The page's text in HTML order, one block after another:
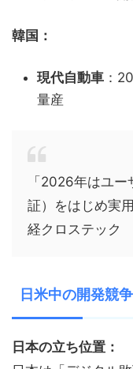
韓国：
現代自動車 ：
量産
「2026年はユ
証）をはじめ実
経クロステック
日米中の開発競争
日本の立ち位置：